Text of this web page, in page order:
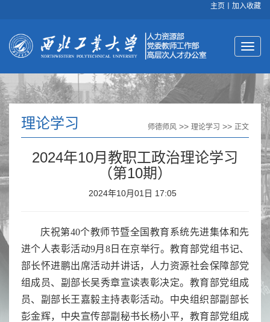
主页 加入收藏
理论学习 师德师风 >> 理论学习 >> 正文
2024年10月教职工政治理论学习
（第10期）
2024年10月01日 17:05
庆祝第40个教师节暨全国教育系统先进集体和先
进个人表彰活动9月8日在京举行。教育部党组书记、
部长怀进鹏出席活动并讲话，人力资源社会保障部党
组成员、副部长吴秀章宣读表彰决定。教育部党组成
员、副部长王嘉毅主持表彰活动。中央组织部副部长
彭金辉，中央宣传部副秘书长杨小平，教育部党组成